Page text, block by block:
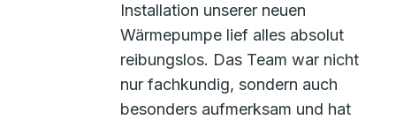
Installation unserer neuen
Wärmepumpe lief alles absolut
reibungslos. Das Team war nicht
nur fachkundig, sondern auch
besonders aufmerksam und hat